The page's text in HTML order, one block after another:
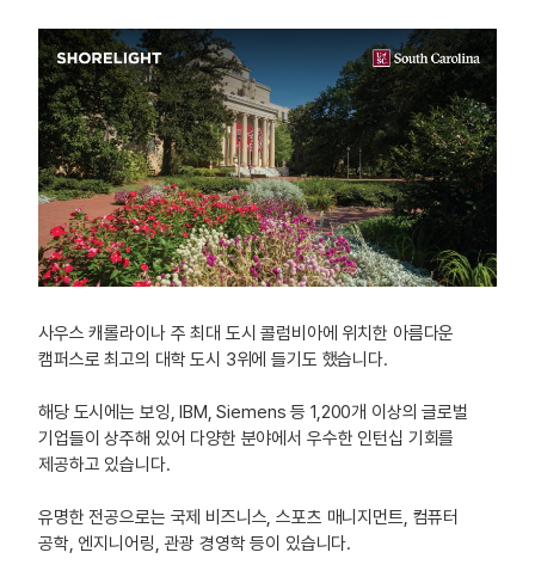
사우스 캐롤라이나 주 최대 도시 콜럼비아에 위치한 아름다운
캠퍼스로 최고의 대학 도시 3위에 들기도 했습니다.
해당 도시에는 보잉, IBM, Siemens 등 1,200개 이상의 글로벌
기업들이 상주해 있어 다양한 분야에서 우수한 인턴십 기회를
제공하고 있습니다.
유명한 전공으로는 국제 비즈니스, 스포츠 매니지먼트, 컴퓨터
공학, 엔지니어링, 관광 경영학 등이 있습니다.